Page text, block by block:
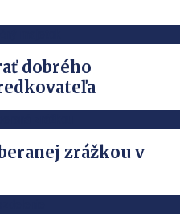
dobrého
zrážkou v